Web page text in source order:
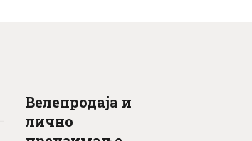
Велепродаја и
лично